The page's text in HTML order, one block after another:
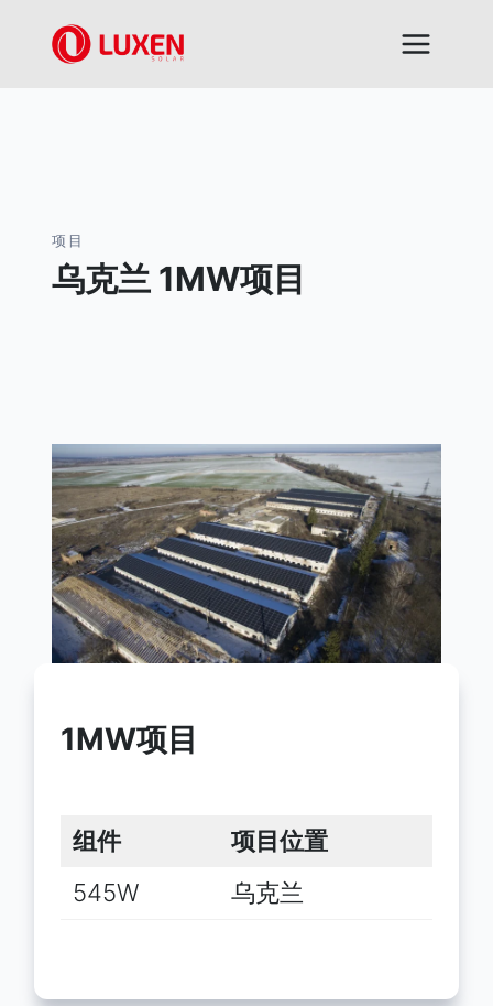
项目
乌克兰 1MW项目
1MW项目
组件
项目位置
545W
乌克兰